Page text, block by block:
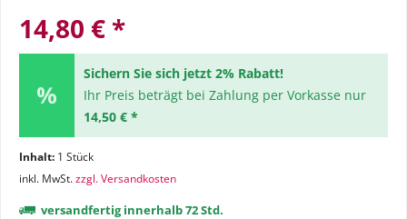
14,80 € *
Sichern Sie sich jetzt 2% Rabatt!
Ihr Preis beträgt bei Zahlung per Vorkasse nur
14,50 € *
Inhalt: 1 Stück
inkl. MwSt.zzgl. Versandkosten
versandfertig innerhalb 72 Std.